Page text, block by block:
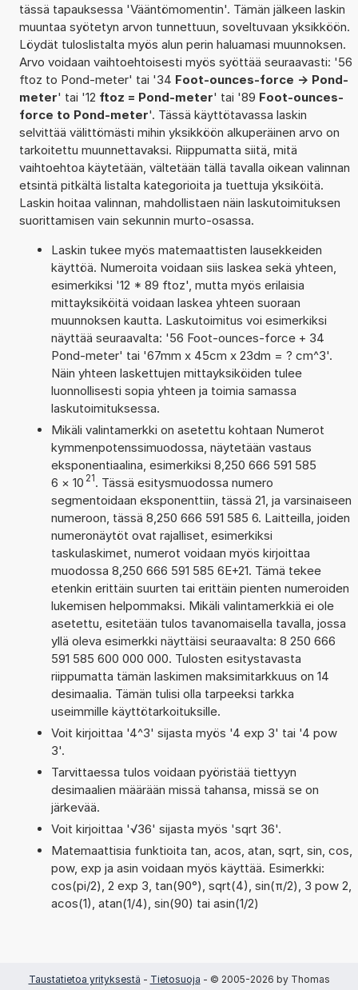
tässä tapauksessa 'Vääntömomentin'. Tämän jälkeen laskin
muuntaa syötetyn arvon tunnettuun, soveltuvaan yksikköön.
Löydät tuloslistalta myös alun perin haluamasi muunnoksen.
Arvo voidaan vaihtoehtoisesti myös syöttää seuraavasti: '56
ftoz to Pond-meter' tai '34 Foot-ounces-force -> Pond-
meter' tai '12 ftoz = Pond-meter' tai '89 Foot-ounces-
force to Pond-meter'. Tässä käyttötavassa laskin
selvittää välittömästi mihin yksikköön alkuperäinen arvo on
tarkoitettu muunnettavaksi. Riippumatta siitä, mitä
vaihtoehtoa käytetään, vältetään tällä tavalla oikean valinnan
etsintä pitkältä listalta kategorioita ja tuettuja yksiköitä.
Laskin hoitaa valinnan, mahdollistaen näin laskutoimituksen
suorittamisen vain sekunnin murto-osassa.
Laskin tukee myös matemaattisten lausekkeiden
käyttöä. Numeroita voidaan siis laskea sekä yhteen,
esimerkiksi '12 * 89 ftoz', mutta myös erilaisia
mittayksiköitä voidaan laskea yhteen suoraan
muunnoksen kautta. Laskutoimitus voi esimerkiksi
näyttää seuraavalta: '56 Foot-ounces-force + 34
Pond-meter' tai '67mm x 45cm x 23dm = ? cm^3'.
Näin yhteen laskettujen mittayksiköiden tulee
luonnollisesti sopia yhteen ja toimia samassa
laskutoimituksessa.
Mikäli valintamerkki on asetettu kohtaan Numerot
kymmenpotenssimuodossa, näytetään vastaus
eksponentiaalina, esimerkiksi 8,250 666 591 585
6 × 10 21. Tässä esitysmuodossa numero
segmentoidaan eksponenttiin, tässä 21, ja varsinaiseen
numeroon, tässä 8,250 666 591 585 6. Laitteilla, joiden
numeronäytöt ovat rajalliset, esimerkiksi
taskulaskimet, numerot voidaan myös kirjoittaa
muodossa 8,250 666 591 585 6E+21. Tämä tekee
etenkin erittäin suurten tai erittäin pienten numeroiden
lukemisen helpommaksi. Mikäli valintamerkkiä ei ole
asetettu, esitetään tulos tavanomaisella tavalla, jossa
yllä oleva esimerkki näyttäisi seuraavalta: 8 250 666
591 585 600 000 000. Tulosten esitystavasta
riippumatta tämän laskimen maksimitarkkuus on 14
desimaalia. Tämän tulisi olla tarpeeksi tarkka
useimmille käyttötarkoituksille.
Voit kirjoittaa '4^3' sijasta myös '4 exp 3' tai '4 pow
3'.
Tarvittaessa tulos voidaan pyöristää tiettyyn
desimaalien määrään missä tahansa, missä se on
järkevää.
Voit kirjoittaa '√36' sijasta myös 'sqrt 36'.
Matemaattisia funktioita tan, acos, atan, sqrt, sin, cos,
pow, exp ja asin voidaan myös käyttää. Esimerkki:
cos(pi/2), 2 exp 3, tan(90°), sqrt(4), sin(π/2), 3 pow 2,
acos(1), atan(1/4), sin(90) tai asin(1/2)
Taustatietoa yrityksestä - Tietosuoja - © 2005-2026 by Thomas